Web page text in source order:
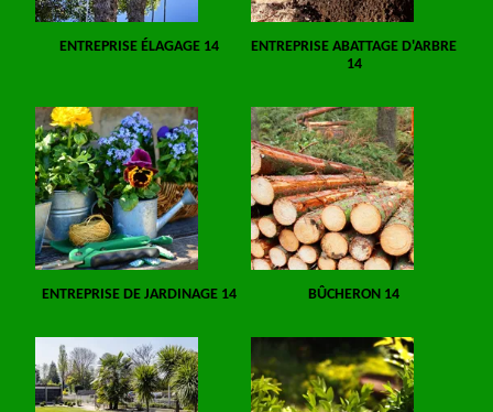
ENTREPRISE ÉLAGAGE 14
ENTREPRISE ABATTAGE D'ARBRE
14
ENTREPRISE DE JARDINAGE 14 BÛCHERON 14